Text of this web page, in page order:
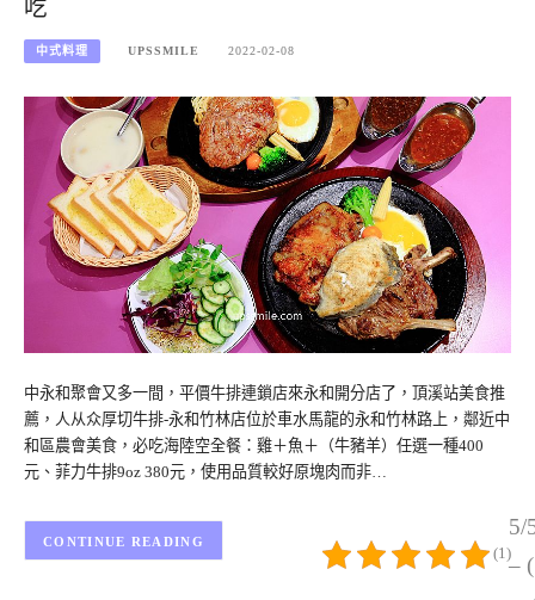
吃
中式料理 UPSSMILE 2022-02-08
中永和聚會又多一間，平價牛排連鎖店來永和開分店了，頂溪站美食推
薦，人从众厚切牛排-永和竹林店位於車水馬龍的永和竹林路上，鄰近中
和區農會美食，必吃海陸空全餐：雞＋魚＋（牛豬羊）任選一種400
元、菲力牛排9oz 380元，使用品質較好原塊肉而非…
5/
–
(1)
CONTINUE READING